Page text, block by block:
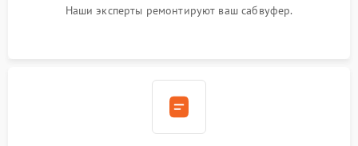
Наши эксперты ремонтируют ваш сабвуфер.